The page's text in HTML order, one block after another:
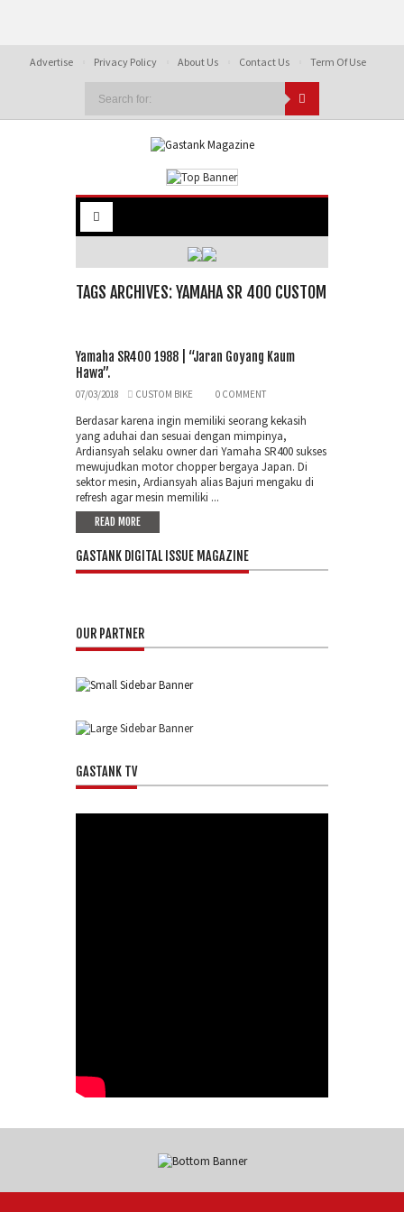
Advertise Privacy Policy About Us Contact Us Term Of Use
TAGS ARCHIVES: YAMAHA SR 400 CUSTOM
Yamaha SR400 1988 | “Jaran Goyang Kaum
Hawa”.
07/03/2018 CUSTOM BIKE 0 COMMENT
Berdasar karena ingin memiliki seorang kekasih
yang aduhai dan sesuai dengan mimpinya,
Ardiansyah selaku owner dari Yamaha SR400 sukses
mewujudkan motor chopper bergaya Japan. Di
sektor mesin, Ardiansyah alias Bajuri mengaku di
refresh agar mesin memiliki ...
READ MORE
GASTANK DIGITAL ISSUE MAGAZINE
OUR PARTNER
GASTANK TV